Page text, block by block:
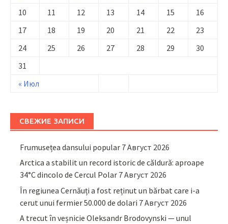
« Июл
10
11 12 13 14 15
16
17
18 19 20 21 22
23
24
25 26 27 28 29
30
31
СВЕЖИЕ ЗАПИСИ
Frumusețea dansului popular 7 Август 2026
Arctica a stabilit un record istoric de căldură: aproape
34°C dincolo de Cercul Polar 7 Август 2026
În regiunea Cernăuți a fost reținut un bărbat care i-a
cerut unui fermier 50.000 de dolari 7 Август 2026
A trecut în veșnicie Oleksandr Brodovynski — unul